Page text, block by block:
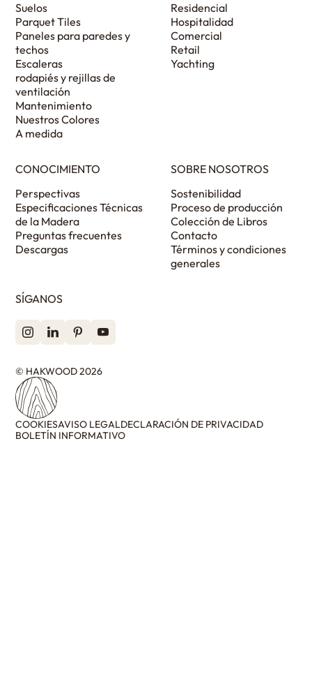
Suelos
Parquet Tiles
Paneles para paredes y
techos
Escaleras
rodapiés y rejillas de
ventilación
Mantenimiento
Nuestros Colores
A medida
Residencial
Hospitalidad
Comercial
Retail
Yachting
CONOCIMIENTO
Perspectivas
Especificaciones Técnicas
de la Madera
Preguntas frecuentes
Descargas
SOBRE NOSOTROS
Sostenibilidad
Proceso de producción
Colección de Libros
Contacto
Términos y condiciones
generales
SÍGANOS
© HAKWOOD 2026
COOKIESAVISO LEGALDECLARACIÓN DE PRIVACIDAD
BOLETÍN INFORMATIVO